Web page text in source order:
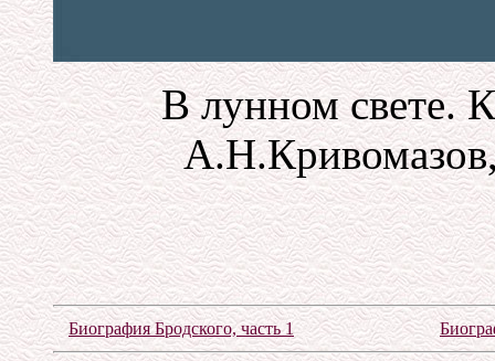
В лунном свете.
Биография Бродского, часть 1